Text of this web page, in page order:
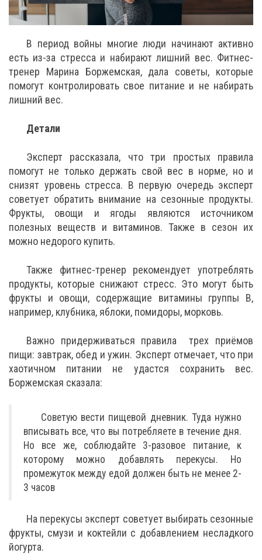
В период войны многие люди начинают активно
есть из-за стресса и набирают лишний вес. Фитнес-
тренер Марина Боржемская, дала советы, которые
помогут контролировать свое питание и не набирать
лишний вес.
Детали
Эксперт рассказала, что три простых правила
помогут не только держать свой вес в норме, но и
снизят уровень стресса. В первую очередь эксперт
советует обратить внимание на сезонные продукты.
Фрукты, овощи и ягоды являются источником
полезных веществ и витаминов. Также в сезон их
можно недорого купить.
Также фитнес-тренер рекомендует употреблять
продукты, которые снижают стресс. Это могут быть
фрукты и овощи, содержащие витамины группы В,
например, клубника, яблоки, помидоры, морковь.
Важно придерживаться правила трех приёмов
пищи: завтрак, обед и ужин. Эксперт отмечает, что при
хаотичном питании не удастся сохранить вес.
Боржемская сказала:
Советую вести пищевой дневник. Туда нужно
вписывать все, что вы потребляете в течение дня.
Но все же, соблюдайте 3-разовое питание, к
которому можно добавлять перекусы. Но
промежуток между едой должен быть не менее 2-
3 часов
На перекусы эксперт советует выбирать сезонные
фрукты, смузи и коктейли с добавлением несладкого
йогурта.